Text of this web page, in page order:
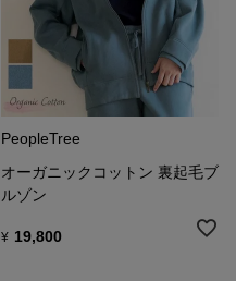
PeopleTree
オーガニックコットン 裏起毛ブ
ルゾン
¥ 19,800